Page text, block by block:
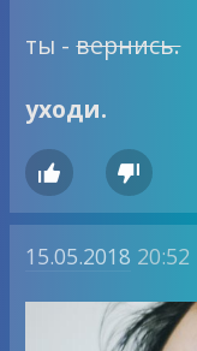
ты -вернись.
уходи.
 
15.05.2018 20:52